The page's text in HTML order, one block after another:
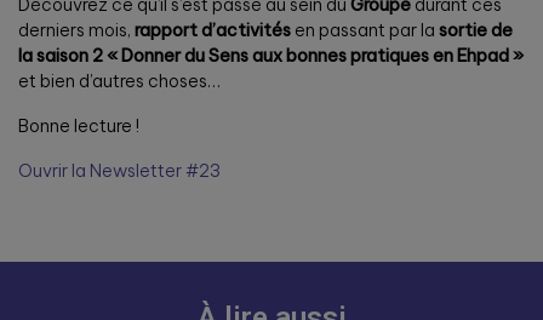
Découvrez ce qu’il s’est passé au sein du Groupe durant ces
derniers mois, rapport d’activités en passant par la sortie de
la saison 2 « Donner du Sens aux bonnes pratiques en Ehpad »
et bien d’autres choses…
Bonne lecture !
Ouvrir la Newsletter #23